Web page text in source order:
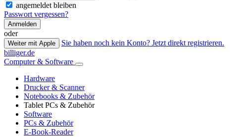
angemeldet bleiben
Passwort vergessen?
Anmelden
oder
Weiter mit Apple
Sie haben noch kein Konto? Jetzt direkt registrieren.
billiger.de
Computer & Software
Hardware
Drucker & Scanner
Notebooks & Zubehör
Tablet PCs & Zubehör
Software
PCs & Zubehör
E-Book-Reader